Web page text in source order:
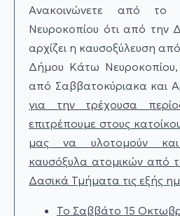
Ανακοινώνετε από το
Νευροκοπίου ότι από την
αρχίζει η καυσοξύλευση
Δήμου Κάτω
από Σαββατοκύριακα και
για την τρέχουσα
επιτρέπουμε στους
μας να υλοτομούν
καυσόξυλα ατομικών από
Δασικά Τμήματα τις εξής
Το Σαββάτο 15